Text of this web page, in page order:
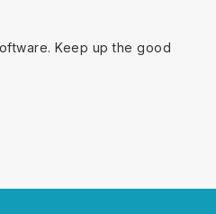
Keep up the good